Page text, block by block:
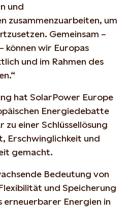
und
zusammenzuarbeiten, um
Gemeinsam –
können wir Europas
und im Rahmen des
hat SolarPower Europe
Energiedebatte
zu einer Schlüssellösung
Erschwinglichkeit und
gemacht.
Bedeutung von
und Speicherung
erneuerbarer Energien in